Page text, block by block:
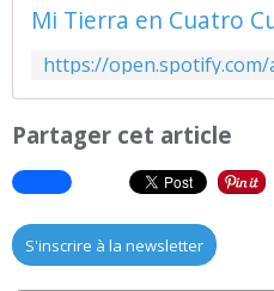
Mi Tierra en Cuatro
Partager cet article
S'inscrire à la newsletter